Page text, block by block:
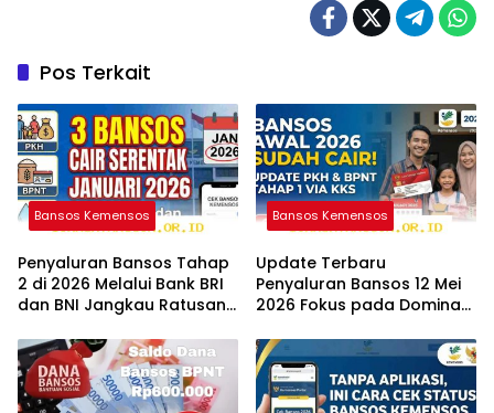
Pos Terkait
Bansos Kemensos
Penyaluran Bansos Tahap
2 di 2026 Melalui Bank BRI
dan BNI Jangkau Ratusan
Bansos Kemensos
Update Terbaru
Penyaluran Bansos 12 Mei
2026 Fokus pada Dominasi